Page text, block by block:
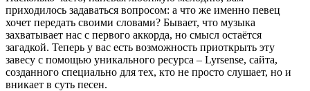
приходилось задаваться вопросом: а что же именно певец
хочет передать своими словами? Бывает, что музыка
захватывает нас с первого аккорда, но смысл остаётся
загадкой. Теперь у вас есть возможность приоткрыть эту
завесу с помощью уникального ресурса – Lyrsense, сайта,
созданного специально для тех, кто не просто слушает, но и
вникает в суть песен.